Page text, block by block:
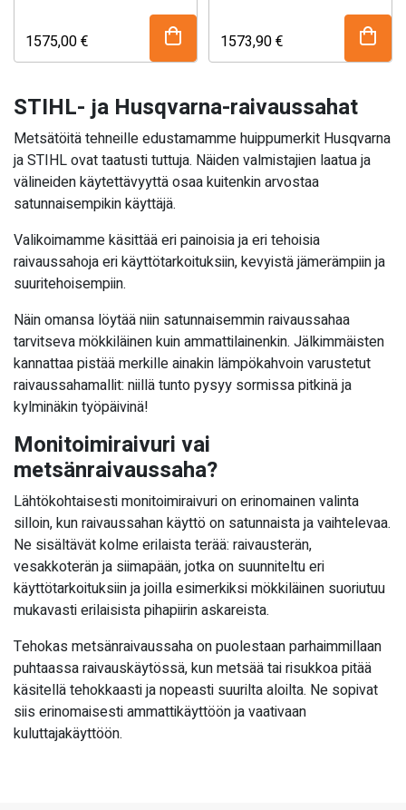
kevytkäynnistys ja M-
Tronic -moottorinohjaus.
Sisältää ADVANCE X-
1575,00€
runkoputkella. Sisältää
STIHL ADVANCE X-
TREEm valjaat ja 250 mm
1573,90€
STIHL- ja Husqvarna-raivaussahat
Metsätöitä tehneille edustamamme huippumerkit Husqvarna
ja STIHL ovat taatusti tuttuja. Näiden valmistajien laatua ja
välineiden käytettävyyttä osaa kuitenkin arvostaa
satunnaisempikin käyttäjä.
Valikoimamme käsittää eri painoisia ja eri tehoisia
raivaussahoja eri käyttötarkoituksiin, kevyistä jämerämpiin ja
suuritehoisempiin.
Näin omansa löytää niin satunnaisemmin raivaussahaa
tarvitseva mökkiläinen kuin ammattilainenkin. Jälkimmäisten
kannattaa pistää merkille ainakin lämpökahvoin varustetut
raivaussahamallit: niillä tunto pysyy sormissa pitkinä ja
kylminäkin työpäivinä!
Monitoimiraivuri vai
metsänraivaussaha?
Lähtökohtaisesti monitoimiraivuri on erinomainen valinta
silloin, kun raivaussahan käyttö on satunnaista ja vaihtelevaa.
Ne sisältävät kolme erilaista terää: raivausterän,
vesakkoterän ja siimapään, jotka on suunniteltu eri
käyttötarkoituksiin ja joilla esimerkiksi mökkiläinen suoriutuu
mukavasti erilaisista pihapiirin askareista.
Tehokas metsänraivaussaha on puolestaan parhaimmillaan
puhtaassa raivauskäytössä, kun metsää tai risukkoa pitää
käsitellä tehokkaasti ja nopeasti suurilta aloilta. Ne sopivat
siis erinomaisesti ammattikäyttöön ja vaativaan
kuluttajakäyttöön.